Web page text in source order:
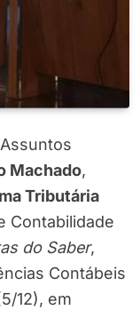
Machado,
Tributária
Contabilidade
do Saber,
Contábeis
12), em